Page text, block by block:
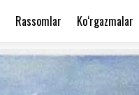
Ko‘rgazmalar
Rassomlar